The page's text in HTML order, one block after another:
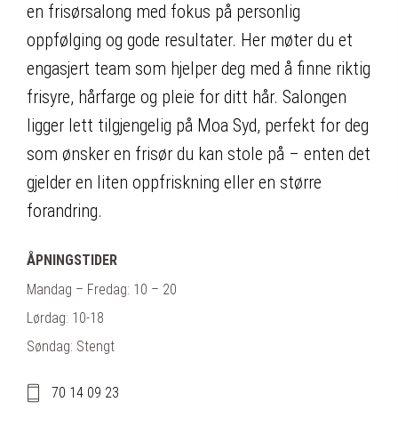
en frisørsalong med fokus på personlig
oppfølging og gode resultater. Her møter du et
engasjert team som hjelper deg med å finne riktig
frisyre, hårfarge og pleie for ditt hår. Salongen
ligger lett tilgjengelig på Moa Syd, perfekt for deg
som ønsker en frisør du kan stole på – enten det
gjelder en liten oppfriskning eller en større
forandring.
ÅPNINGSTIDER
Mandag – Fredag: 10 – 20
Lørdag: 10-18
Søndag: Stengt
70 14 09 23